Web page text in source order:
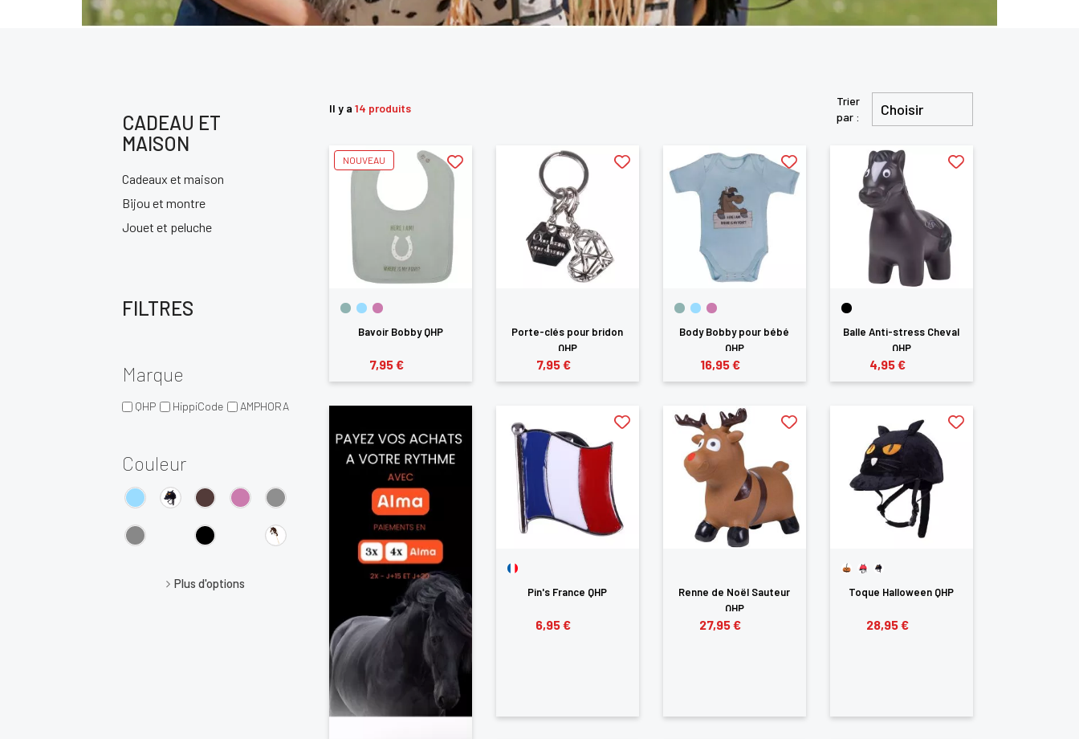
CADEAU ET
MAISON
Cadeaux et maison
Bijou et montre
Jouet et peluche
FILTRES
Marque
QHP HippiCode AMPHORA
Couleur
Plus d'options
Il y a 14 produits
Trier
par :
Choisir
Bavoir Bobby QHP
7,95 €
NOUVEAU
Porte-clés pour bridon
QHP
7,95 €
Body Bobby pour bébé
QHP
16,95 €
Balle Anti-stress Cheval
QHP
4,95 €
Pin's France QHP
6,95 €
Renne de Noël Sauteur
QHP
27,95 €
Toque Halloween QHP
28,95 €